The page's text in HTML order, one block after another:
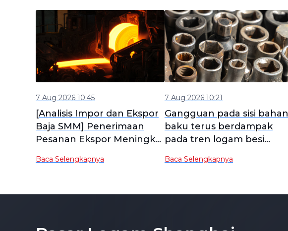
7 Aug 2026 10:45
[Analisis Impor dan Ekspor
Baja SMM] Penerimaan
Pesanan Ekspor Meningkat
Baja Pulih pada Agustus?
Baca Selengkapnya
7 Aug 2026 10:21
Gangguan pada sisi bahan
baku terus berdampak
pada tren logam besi
Industri Baja SMM]
Baca Selengkapnya